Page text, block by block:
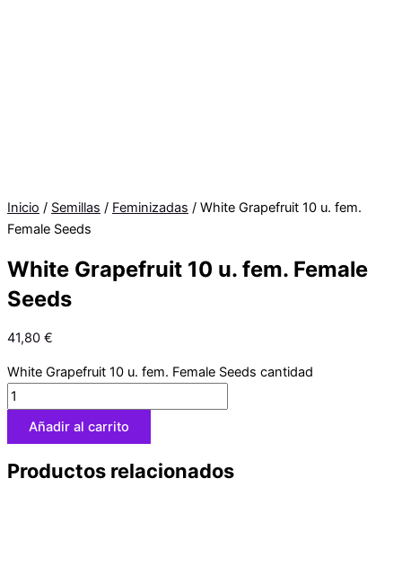
Inicio / Semillas / Feminizadas / White Grapefruit 10 u. fem.
Female Seeds
White Grapefruit 10 u. fem. Female
Seeds
41,80 €
White Grapefruit 10 u. fem. Female Seeds cantidad
Añadir al carrito
Productos relacionados